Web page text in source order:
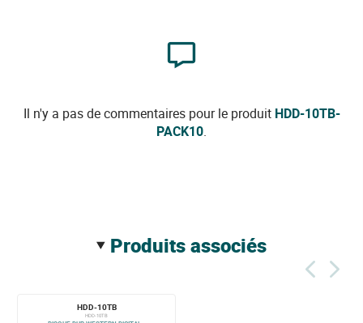
Il n'y a pas de commentaires pour le produit HDD-10TB-
PACK10.
produits associés
HDD-10TB
HDD-10TB